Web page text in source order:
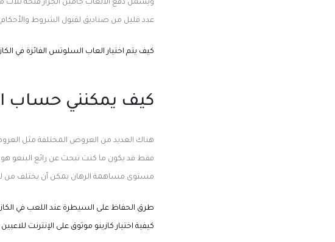
ويشمل دفع الألعاب جامين الجرار فتحة ثلاث
عدد قليل من صناديق لقبول الشروط والأحكام
كيف يتم اختيار العاب السلوتس الفائزة في
كيف يمكنني حساب
هناك العديد من العروض المختلفة مثل
فقط قد يكون ما كنت تبحث عن رائع البنغو
مستوى مساهمة الرهان يمكن أن يختلف من
طرق الحفاظ على السيطرة عند اللعب في
كيفية اختيار كازينو موثوق على الإنترنت